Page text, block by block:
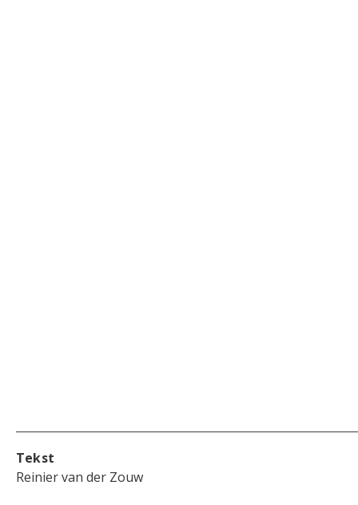
Tekst
Reinier van der Zouw